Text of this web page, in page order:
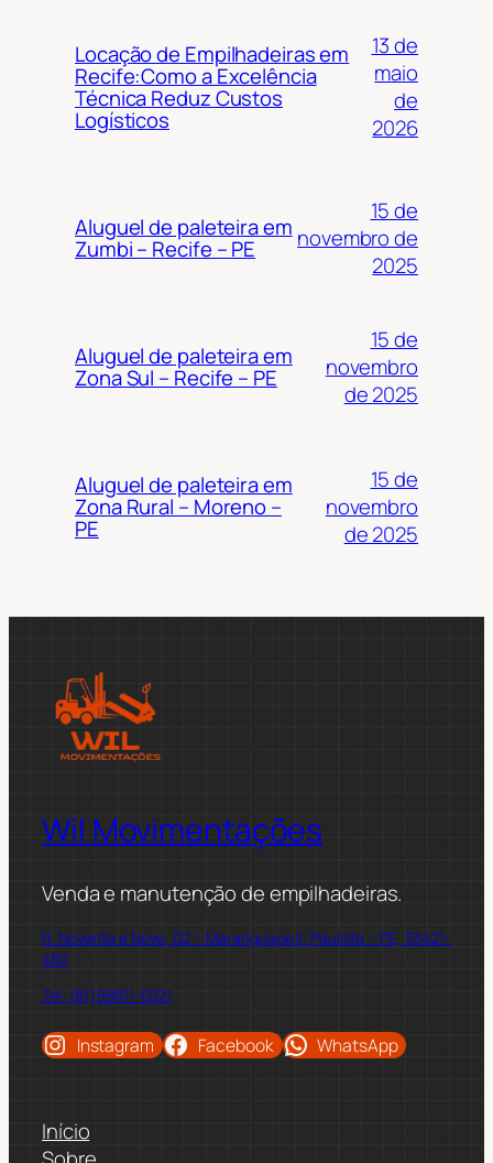
Locação de Empilhadeiras em
Recife:Como a Excelência
Técnica Reduz Custos
Logísticos
13 de
maio
de
2026
Aluguel de paleteira em
Zumbi – Recife – PE
15 de
novembro de
2025
Aluguel de paleteira em
Zona Sul – Recife – PE
15 de
novembro
de 2025
Aluguel de paleteira em
Zona Rural – Moreno –
PE
15 de
novembro
de 2025
Wil Movimentações
Venda e manutenção de empilhadeiras.
R. Noventa e Nove, 02 – Maranguape II, Paulista – PE, 53421-
480
Tel: (81)98811-5021
Instagram Facebook WhatsApp
Início